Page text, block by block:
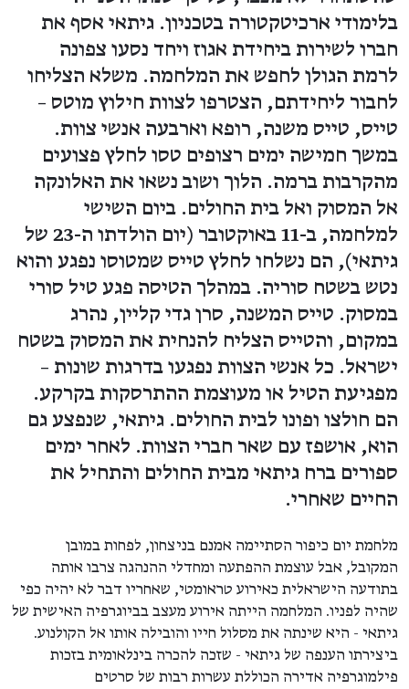
בלימודי ארכיטקטורה בטכניון. גיתאי אסף את
חברו לשירות ביחידת אגוז ויחד נסעו צפונה
לרמת הגולן לחפש את המלחמה. משלא הצליחו
לחבור ליחידתם, הצטרפו לצוות חילוץ מוטס –
טייס, טייס משנה, רופא וארבעה אנשי צוות.
במשך חמישה ימים רצופים טסו לחלץ פצועים
מהקרבות ברמה. הלוך ושוב נשאו את האלונקה
אל המסוק ואל בית החולים. ביום השישי
למלחמה, ב-11 באוקטובר (יום הולדתו ה-23 של
גיתאי), הם נשלחו לחלץ טייס שמטוסו נפגע והוא
נטש בשטח סוריה. במהלך הטיסה פגע טיל סורי
במסוק. טייס המשנה, סרן גדי קליין, נהרג
במקום, והטייס הצליח להנחית את המסוק בשטח
ישראל. כל אנשי הצוות נפגעו בדרגות שונות –
מפגיעת הטיל או מעוצמת ההתרסקות בקרקע.
הם חולצו ופונו לבית החולים. גיתאי, שנפצע גם
הוא, אושפז עם שאר חברי הצוות. לאחר ימים
ספורים ברח גיתאי מבית החולים והתחיל את
החיים שאחרי.
מלחמת יום כיפור הסתיימה אמנם בניצחון, לפחות במובן
המקובל, אבל עוצמת ההפתעה ומחדלי ההנהגה צרבו אותה
בתודעה הישראלית כאירוע טראומטי, שאחריו דבר לא יהיה כפי
שהיה לפניו. המלחמה הייתה אירוע מעצב בביוגרפיה האישית של
גיתאי - היא שינתה את מסלול חייו והובילה אותו אל הקולנוע.
ביצירתו הענפה של גיתאי - שזכה להכרה בינלאומית בזכות
פילמוגרפיה אדירה הכוללת עשרות רבות של סרטים